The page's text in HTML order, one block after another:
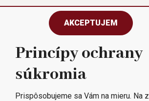
Sledujte nás
Všetky práva vyhradené ©
Morex, spol. s r.o.
AKCEPTUJEM
Princípy ochrany
súkromia
Prispôsobujeme sa Vám na mieru. Na